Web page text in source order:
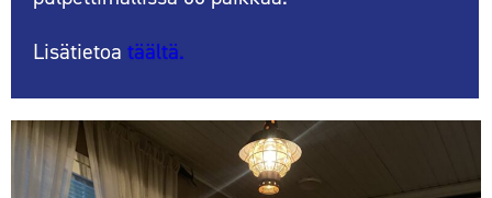
Lisätietoa täältä.